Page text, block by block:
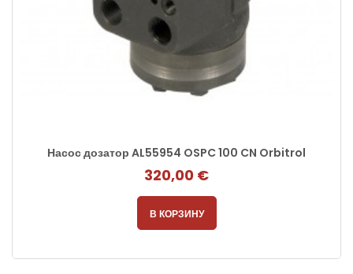
Насос дозатор AL55954 OSPC 100 CN Orbitrol
320,00 €
В КОРЗИНУ